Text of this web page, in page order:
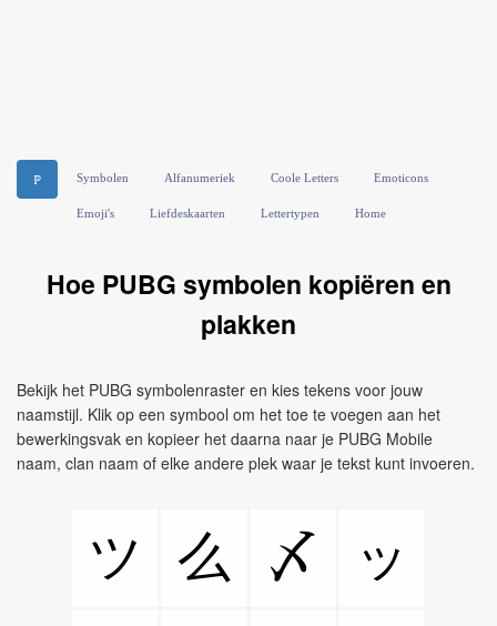
ℙ Symbolen Alfanumeriek Coole Letters Emoticons
Emoji's Liefdeskaarten Lettertypen Home
Hoe PUBG symbolen kopiëren en
plakken
Bekijk het PUBG symbolenraster en kies tekens voor jouw
naamstijl. Klik op een symbool om het toe te voegen aan het
bewerkingsvak en kopieer het daarna naar je PUBG Mobile
naam, clan naam of elke andere plek waar je tekst kunt invoeren.
ツ 么 〆
ッ